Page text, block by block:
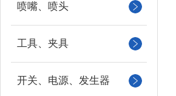
喷嘴、喷头
工具、夹具
开关、电源、发生器